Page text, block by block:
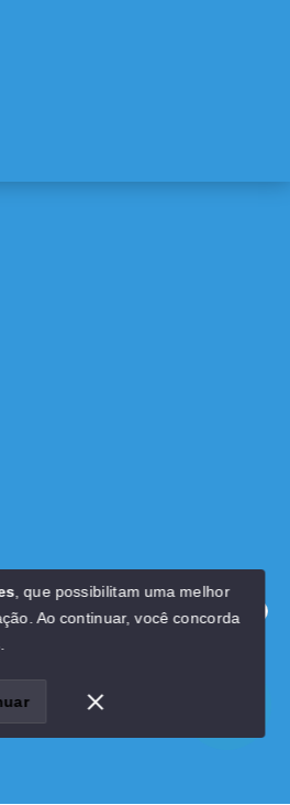
disponíveis para te ajudar.
Imóveis - CRECI 22522J -
, que possibilitam uma melhor
Ao continuar, você concorda